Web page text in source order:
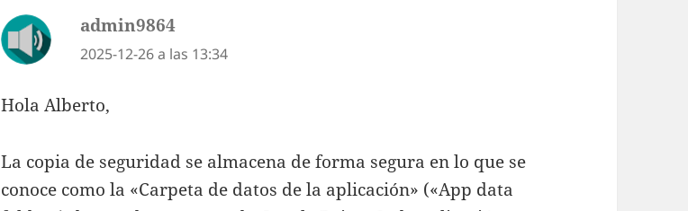
admin9864
2025-12-26 a las 13:34
Hola Alberto,
La copia de seguridad se almacena de forma segura en lo que se
conoce como la «Carpeta de datos de la aplicación» («App data